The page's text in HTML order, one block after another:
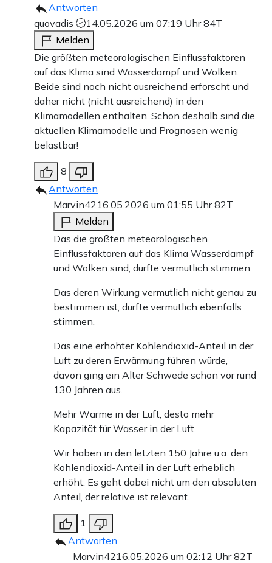
Antworten
quovadis
14.05.2026 um 07:19 Uhr84T
Melden
Die größten meteorologischen Einflussfaktoren
auf das Klima sind Wasserdampf und Wolken.
Beide sind noch nicht ausreichend erforscht und
daher nicht (nicht ausreichend) in den
Klimamodellen enthalten. Schon deshalb sind die
aktuellen Klimamodelle und Prognosen wenig
belastbar!
8
Antworten
Marvin42 16.05.2026 um 01:55 Uhr82T
Melden
Das die größten meteorologischen
Einflussfaktoren auf das Klima Wasserdampf
und Wolken sind, dürfte vermutlich stimmen.
Das deren Wirkung vermutlich nicht genau zu
bestimmen ist, dürfte vermutlich ebenfalls
stimmen.
Das eine erhöhter Kohlendioxid-Anteil in der
Luft zu deren Erwärmung führen würde,
davon ging ein Alter Schwede schon vor rund
130 Jahren aus.
Mehr Wärme in der Luft, desto mehr
Kapazität für Wasser in der Luft.
Wir haben in den letzten 150 Jahre u.a. den
Kohlendioxid-Anteil in der Luft erheblich
erhöht. Es geht dabei nicht um den absoluten
Anteil, der relative ist relevant.
1
Antworten
Marvin42 16.05.2026 um 02:12 Uhr82T